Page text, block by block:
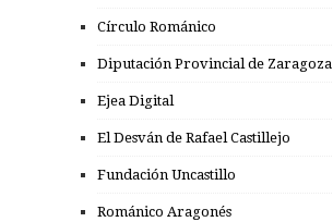
Círculo Románico
Diputación Provincial de Zaragoza
Ejea Digital
El Desván de Rafael Castillejo
Fundación Uncastillo
Románico Aragonés